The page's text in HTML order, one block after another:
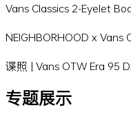
Vans Classics 2-Eyelet
NEIGHBORHOOD x
谍照 | Vans OTW Era 95
专题展示